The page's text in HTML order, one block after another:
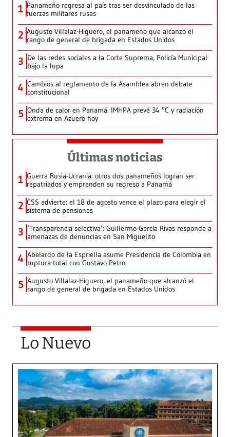
1 Panameño regresa al país tras ser desvinculado de las
fuerzas militares rusas
2 Augusto Villalaz-Higuero, el panameño que alcanzó el
rango de general de brigada en Estados Unidos
3 De las redes sociales a la Corte Suprema, Policía Municipal
bajo la lupa
4 Cambios al reglamento de la Asamblea abren debate
constitucional
5 Onda de calor en Panamá: IMHPA prevé 34 °C y radiación
extrema en Azuero hoy
Últimas noticias
1 Guerra Rusia-Ucrania: otros dos panameños logran ser
repatriados y emprenden su regreso a Panamá
2 CSS advierte: el 18 de agosto vence el plazo para elegir el
sistema de pensiones
3 ‘Transparencia selectiva’: Guillermo García Rivas responde a
amenazas de denuncias en San Miguelito
4 Abelardo de la Espriella asume Presidencia de Colombia en
ruptura total con Gustavo Petro
5 Augusto Villalaz-Higuero, el panameño que alcanzó el
rango de general de brigada en Estados Unidos
Lo Nuevo